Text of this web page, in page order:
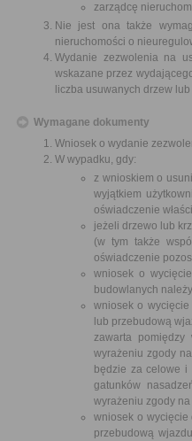
zarządcę
Nie jest ona także
nieruchomości o
Wydanie zezwolenia na
wskazane przez
liczba usuwanych drzew
Wymagane dokumenty
Wniosek o wydanie
W wypadku, gdy:
z wnioskiem o
wyjątkiem
oświadczenie
jeżeli drzewo lub
(w tym także
oświadczenie
wniosek o
budowlanych
wniosek o
lub przebudową
zawarta pomiędzy
wyrażeniu zgody
będzie za celowe i
gatunków
wyrażeniu zgody
wniosek o
przebudową